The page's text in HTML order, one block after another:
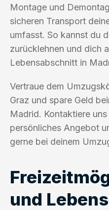
Montage und
sicheren Transport
umfasst. So kannst du
zurücklehnen und dich
Lebensabschnitt in
Vertraue dem
Graz und spare Geld
Madrid. Kontaktiere
persönliches Angebot
gerne bei deinem
und